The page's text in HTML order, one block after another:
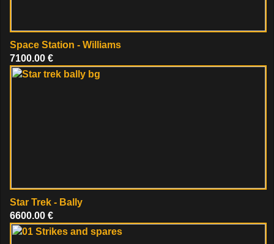
Space Station - Williams
7100.00 €
Star Trek - Bally
6600.00 €